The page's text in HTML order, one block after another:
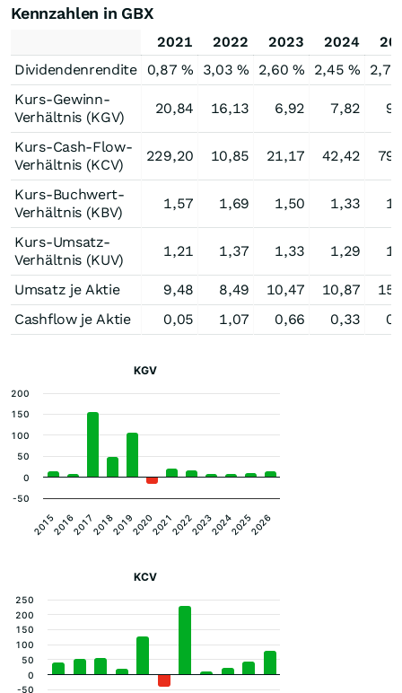
Kennzahlen in GBX
2021 2022 2023 2024
Dividendenrendite 0,87 % 3,03 % 2,60 % 2,45 %
Kurs-Gewinn-
Verhältnis (KGV)
20,84 16,13 6,92 7,82
Kurs-Cash-Flow-
Verhältnis (KCV)
229,20 10,85 21,17 42,42
Kurs-Buchwert-
Verhältnis (KBV)
1,57 1,69 1,50 1,33
Kurs-Umsatz-
Verhältnis (KUV)
1,21 1,37 1,33 1,29
Umsatz je Aktie 9,48 8,49 10,47 10,87
Cashflow je Aktie
0,05 1,07 0,66 0,33
KGV
2016 2018 2020 2022 2024 2026
2015 2017 2019 2021 2023 2025
-50
0
50
100
150
200
KCV
-50
0
50
100
150
200
250